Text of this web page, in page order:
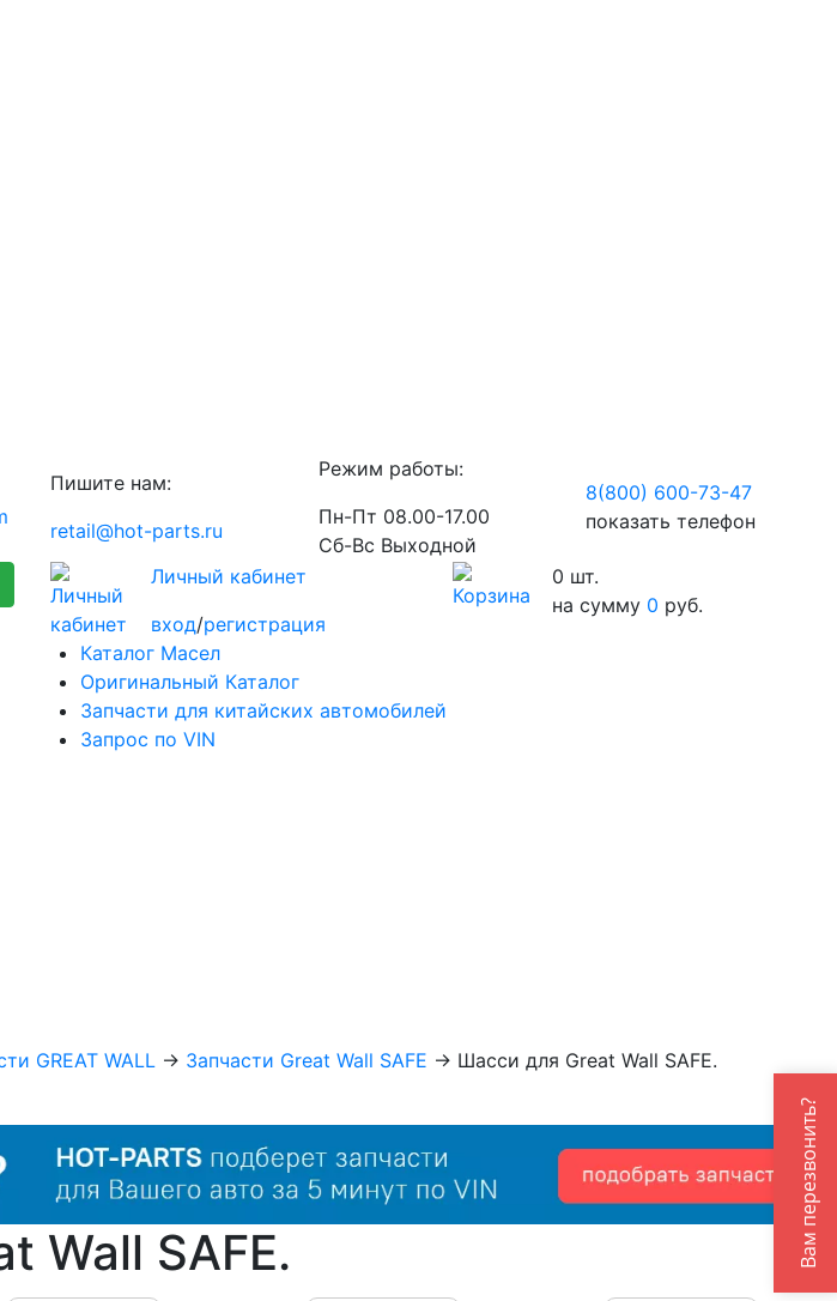
Пишите нам:
retail@hot-parts.ru
Режим работы:
Пн-Пт 08.00-17.00
Сб-Вс Выходной
8(800) 600-73-47
показать телефон
Личный кабинет
вход/регистрация
0 шт.
на сумму 0 руб.
Каталог Масел
Оригинальный Каталог
Запчасти для китайских автомобилей
Запрос по VIN
GREAT WALL → Запчасти Great Wall SAFE → Шасси для Great Wall SAFE.
Wall SAFE. Вам перезвонить?